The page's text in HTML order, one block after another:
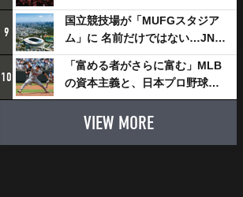
式大相撲
9
国立競技場が「MUFGスタジア
ム」に 名前だけではない…JNSE
とMUFGが“共創”し描く地域活
性化・社会価値創造の近未来図
とは
10
「富める者がさらに富む」MLB
の資本主義と、日本プロ野球が
踏み出せない一歩
VIEW MORE